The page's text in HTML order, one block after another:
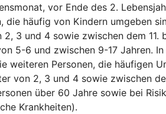
vor Ende des 2.
die häufig von Kindern umgeben
3 und 4 sowie zwischen dem 11.
5-6 und zwischen 9-17 Jahren.
weiteren Personen, die häufigen
von 2, 3 und 4 sowie zwischen
über 60 Jahre sowie bei
Krankheiten).